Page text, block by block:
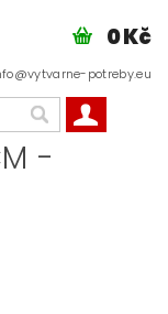
potreby.eu
0 Kč
-